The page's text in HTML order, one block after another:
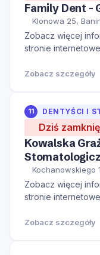
Family Dent -
Klonowa 25,
Zobacz więcej
stronie
Zobacz szczegóły
11 DENTYŚCI I
Dziś
Kowalska
Kochanowskiego
Zobacz więcej
stronie
Zobacz szczegóły